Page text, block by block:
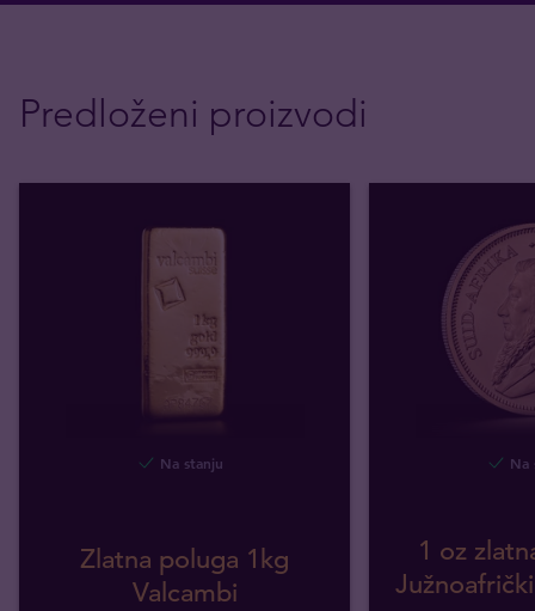
Predloženi proizvodi
Na stanju
Zlatna poluga 1kg
Valcambi
Na
1 oz